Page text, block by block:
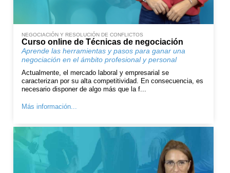
NEGOCIACIÓN Y RESOLUCIÓN DE CONFLICTOS
Curso online de Técnicas de negociación
Aprende las herramientas y pasos para ganar una
negociación en el ámbito profesional y personal
Actualmente, el mercado laboral y empresarial se
caracterizan por su alta competitividad. En consecuencia, es
necesario disponer de algo más que la f...
Más información...